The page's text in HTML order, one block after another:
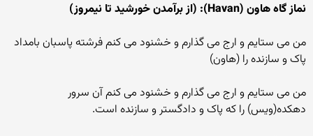
نماز گاه هاون (Havan): (از برآمدن خورشید تا نیمروز)
من می ستایم و ارج می گذارم و خشنود می کنم فرشته پاسبان بامداد
پاک و سازنده را (هاون)
من می ستایم و ارج می گذارم و خشنود می کنم آن سرور
دهکده(ویس) را که پاک و دادگستر و سازنده است.